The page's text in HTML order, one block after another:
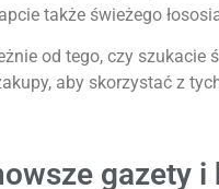
także świeżego
od tego, czy szukacie
aby skorzystać z
gazety i